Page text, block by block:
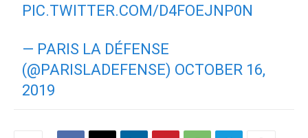
PIC.TWITTER.COM/D4FOEJNP0N
— PARIS LA DÉFENSE
(@PARISLADEFENSE) OCTOBER 16,
2019